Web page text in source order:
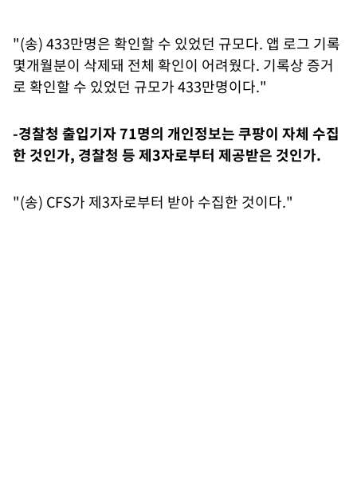
"(송) 433만명은 확인할 수 있었던 규모다. 앱 로그 기록
몇개월분이 삭제돼 전체 확인이 어려웠다. 기록상 증거
로 확인할 수 있었던 규모가 433만명이다."
-경찰청 출입기자 71명의 개인정보는 쿠팡이 자체 수집
한 것인가, 경찰청 등 제3자로부터 제공받은 것인가.
"(송) CFS가 제3자로부터 받아 수집한 것이다."